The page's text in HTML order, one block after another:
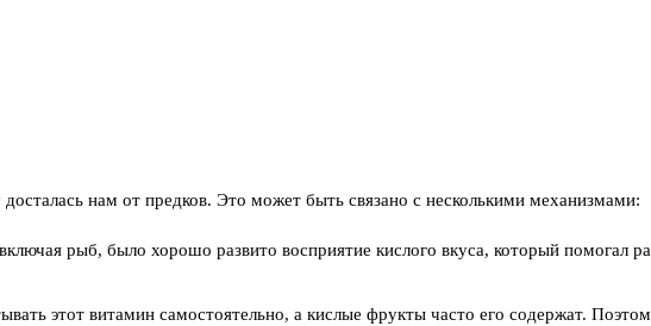
нам от предков. Это может быть связано с несколькими механизмами:
рыб, было хорошо развито восприятие кислого вкуса, который помогал
этот витамин самостоятельно, а кислые фрукты часто его содержат.